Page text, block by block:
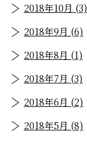
2018年10月 (3)
2018年9月 (6)
2018年8月 (1)
2018年7月 (3)
2018年6月 (2)
2018年5月 (8)